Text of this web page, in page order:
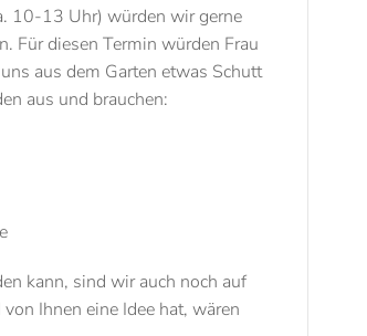
10-13 Uhr) würden wir gerne
Für diesen Termin würden Frau
aus dem Garten etwas Schutt
aus und brauchen:
kann, sind wir auch noch auf
Ihnen eine Idee hat, wären